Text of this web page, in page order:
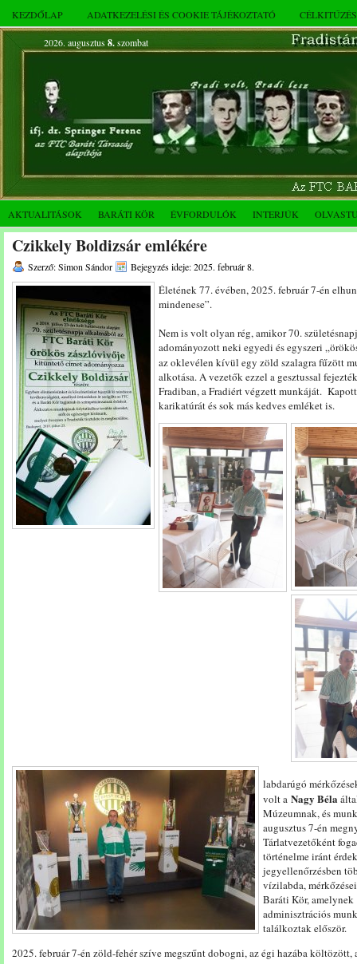
KEZDŐLAP ADATKEZELÉSI ÉS COOKIE TÁJÉKOZTATÓ
2026. augusztus 8.szombat
AKTUALITÁSOK BARÁTI KÖR ÉVFORDULÓK INTERJÚK
Czikkely Boldizsár emlékére
Szerző: Simon Sándor Bejegyzés ideje: 2025. február 8.
Életének 77. évében, 2025. február 7-én
mindenese”.
Nem is volt olyan rég, amikor 70.
adományozott neki egyedi és egyszeri
az oklevélen kívül egy zöld szalagra fűzött
alkotása. A vezetők ezzel a gesztussal
Fradiban, a Fradiért végzett munkáját.
karikatúrát és sok más kedves emléket is.
labdarúgó
volt a Nagy Béla
Múzeumnak, és
augusztus 7-én
Tárlatvezetőként
történelme iránt
jegyellenőrzésben
vízilabda,
Baráti Kör, amelynek
adminisztrációs
találkoztak először.
2025. február 7-én zöld-fehér szíve megszűnt dobogni, az égi hazába